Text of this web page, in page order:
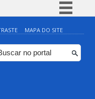
Simplifique!
Comunica BR
Participe
MAPA DO SITE